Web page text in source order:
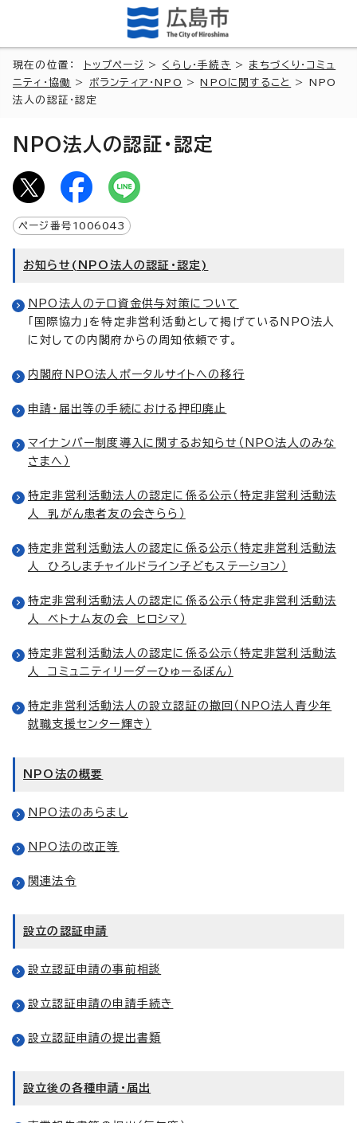
現在の位置： トップページ > くらし・手続き > まちづくり・コミュ
ニティ・協働
> ボランティア・NPO >NPOに関すること
> NPO
法人の認証・認定
NPO法人の認証・認定
ページ番号 1006043
お知らせ(NPO法人の認証・認定)
NPO法人のテロ資金供与対策について
「国際協力」を特定非営利活動として掲げているNPO法人
に対しての内閣府からの周知依頼です。
内閣府NPO法人ポータルサイトへの移行
申請・届出等の手続における押印廃止
マイナンバー制度導入に関するお知らせ（NPO法人のみな
さまへ）
特定非営利活動法人の認定に係る公示（特定非営利活動法
人 乳がん患者友の会きらら）
特定非営利活動法人の認定に係る公示（特定非営利活動法
人 ひろしまチャイルドライン子どもステーション）
特定非営利活動法人の認定に係る公示（特定非営利活動法
人 ベトナム友の会 ヒロシマ）
特定非営利活動法人の認定に係る公示（特定非営利活動法
人 コミュニティリーダーひゅーるぽん）
特定非営利活動法人の設立認証の撤回（NPO法人青少年
就職支援センター輝き）
NPO法の概要
NPO法のあらまし
NPO法の改正等
関連法令
設立の認証申請
設立認証申請の事前相談
設立認証申請の申請手続き
設立認証申請の提出書類
設立後の各種申請・届出